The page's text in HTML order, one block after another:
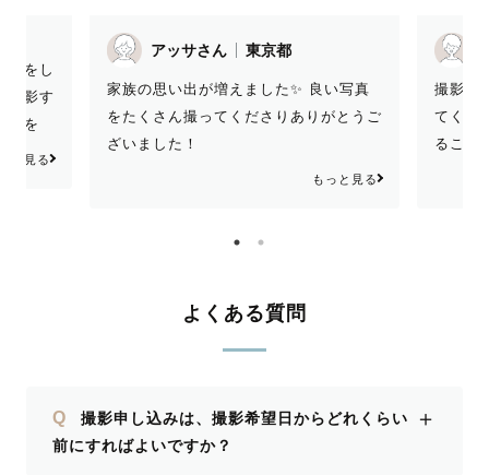
見をし
撮影す
ズを
な写真
と見る
アッサさん 東京都
家族の思い出が増えました✨️ 良い写真
をたくさん撮ってくださりありがとうご
ざいました！
もっと見る
撮影中
てくだ
ること
よくある質問
Q
撮影申し込みは、撮影希望日からどれくらい
前にすればよいですか？
＋